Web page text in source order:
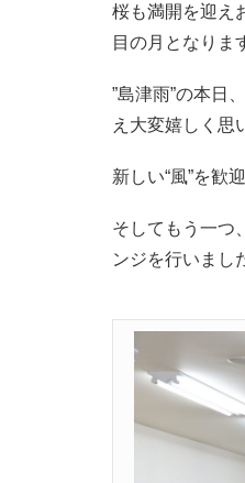
桜も満開を迎え
目の月となりま
”島津雨”の本日
え大変嬉しく思
新しい“風”を歓
そしてもう一つ
ンジを行いまし